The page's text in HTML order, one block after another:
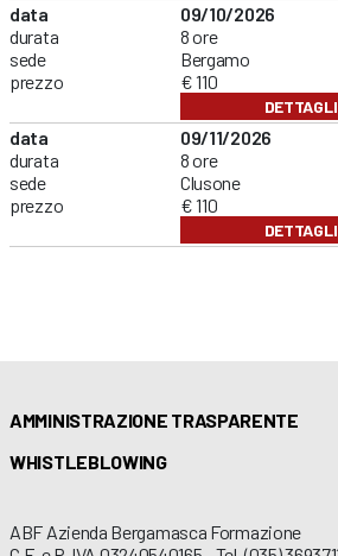
data
durata
sede
prezzo
09/10/2026
8 ore
Bergamo
€ 110
data
durata
sede
prezzo
09/11/2026
8 ore
Clusone
€ 110
AMMINISTRAZIONE TRASPARENTE
WHISTLEBLOWING
ABF Azienda Bergamasca Formazione